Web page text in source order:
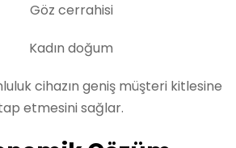
Göz cerrahisi
Kadın doğum
cihazın geniş müşteri kitlesine
etmesini sağlar.